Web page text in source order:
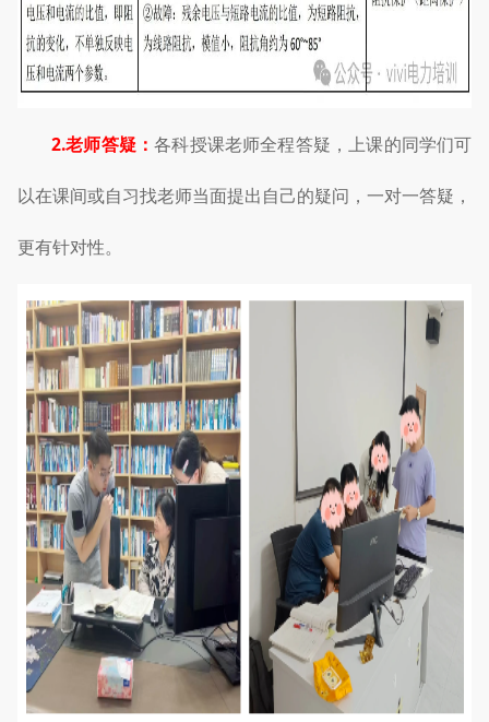
2.老师答疑：各科授课老师全程答疑，上课的同学们可
以在课间或自习找老师当面提出自己的疑问，一对一答疑，
更有针对性。